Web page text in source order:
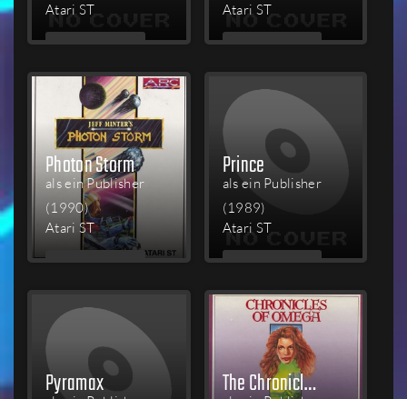
Atari ST
MEHR
Atari ST
MEHR
Photon Storm
als ein Publisher
(1990)
Atari ST
MEHR
Prince
als ein Publisher
(1989)
Atari ST
MEHR
Pyramax The Chronicles of Omega